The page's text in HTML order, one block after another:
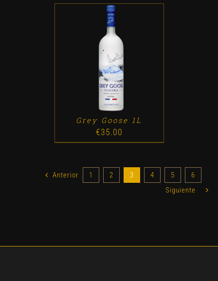
/ DETALLES
Grey Goose 1L
€35.00
Anterior 1 2 3 4 5
6
Siguiente